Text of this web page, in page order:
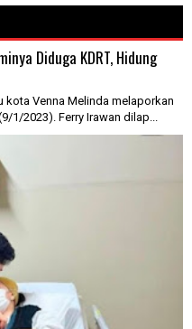
Diduga KDRT, Hidung
Venna Melinda melaporkan
1/2023). Ferry Irawan dilap...